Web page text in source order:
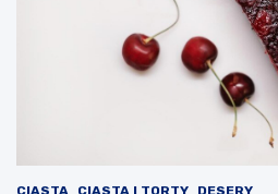
CIASTA CIASTA I TORTY DESERY